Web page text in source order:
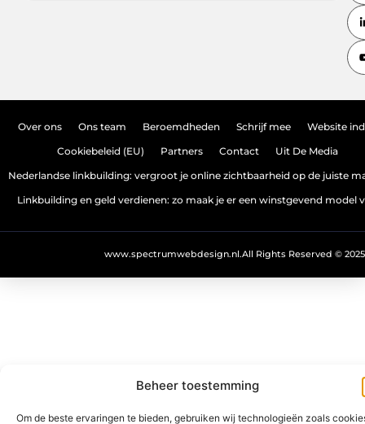
Beheer toestemming
Om de beste ervaringen te bieden, gebruiken wij technologieën zoals
Over ons Ons team Beroemdheden Schrijf mee Website
Cookiebeleid (EU) Partners Contact Uit De Media
Nederlandse linkbuilding: vergroot je online zichtbaarheid op de juiste
Linkbuilding en geld verdienen: zo maak je er een winstgevend model
All Rights Reserved © 2025
www.spectrumwebdesign.nl.